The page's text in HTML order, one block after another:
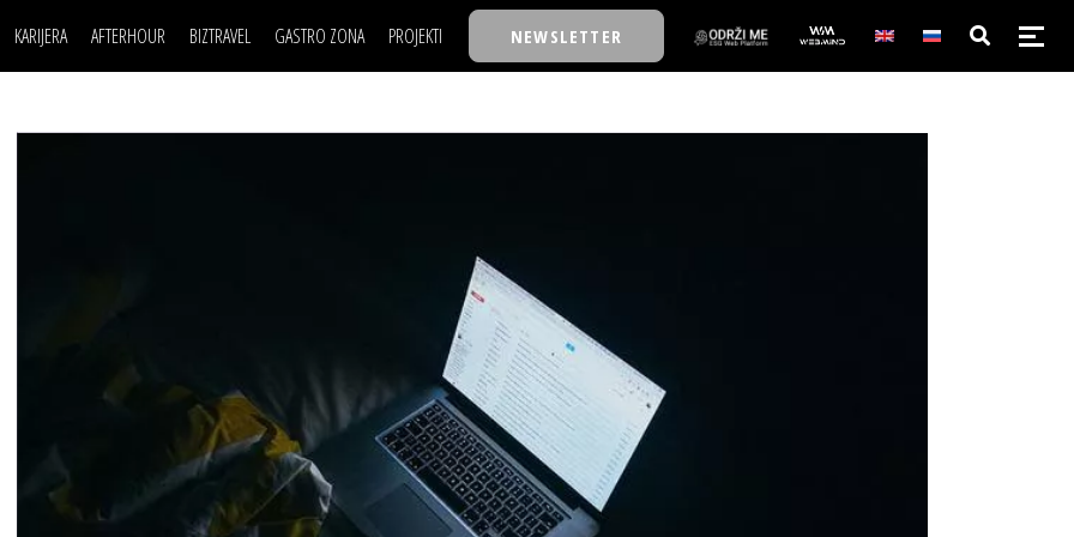
KARIJERA AFTERHOUR BIZTRAVEL GASTRO ZONA PROJEKTI
BIZBENDOVI
BIZKOLEGIJUM
BMW BIZNIS LIGA
BIZLIFE WEEK
IZJAVA GODINE
NEWSLETTER
POSAO
MOJ UGAO
FILM I SCENA
AUTO SVET
NAJKOLEGA
30 ISPOD 30
BIZKOLEGIJUM
BMW BIZNIS LIGA
BIZLIFE WEEK
IZJAVA GODINE